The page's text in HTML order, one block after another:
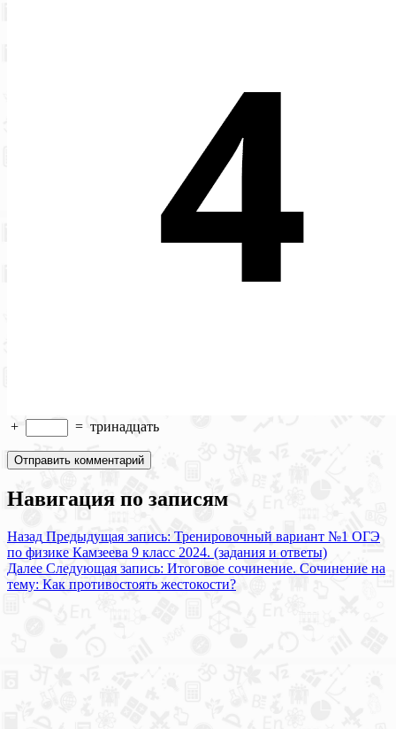
+ = тринадцать
Навигация по записям
Назад Предыдущая запись: Тренировочный вариант №1 ОГЭ
по физике Камзеева 9 класс 2024. (задания и ответы)
Далее Следующая запись: Итоговое сочинение. Сочинение на
тему: Как противостоять жестокости?